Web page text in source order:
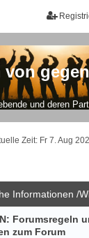
von
und deren
Zeit: Fr 7. Aug
Informationen /
Forumsregeln
zum Forum